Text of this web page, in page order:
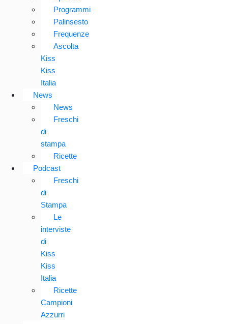
Programmi
Palinsesto
Frequenze
Ascolta
Kiss
Kiss
Italia
News
News
Freschi
di
stampa
Ricette
Podcast
Freschi
di
Stampa
Le
interviste
di
Kiss
Kiss
Italia
Ricette
Campioni
Azzurri